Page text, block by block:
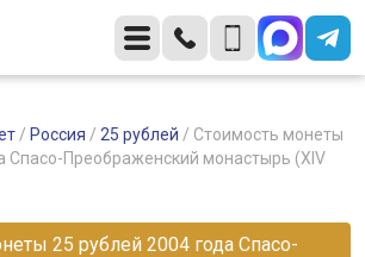
/ Россия / 25 рублей / Стоимость монеты
Спасо-Преображенский монастырь (XIV
25 рублей 2004 года Спасо-